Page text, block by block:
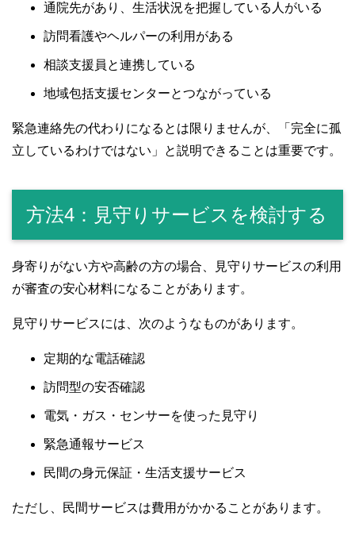
通院先があり、生活状況を把握している人がいる
訪問看護やヘルパーの利用がある
相談支援員と連携している
地域包括支援センターとつながっている
緊急連絡先の代わりになるとは限りませんが、「完全に孤
立しているわけではない」と説明できることは重要です。
方法4：見守りサービスを検討する
身寄りがない方や高齢の方の場合、見守りサービスの利用
が審査の安心材料になることがあります。
見守りサービスには、次のようなものがあります。
定期的な電話確認
訪問型の安否確認
電気・ガス・センサーを使った見守り
緊急通報サービス
民間の身元保証・生活支援サービス
ただし、民間サービスは費用がかかることがあります。